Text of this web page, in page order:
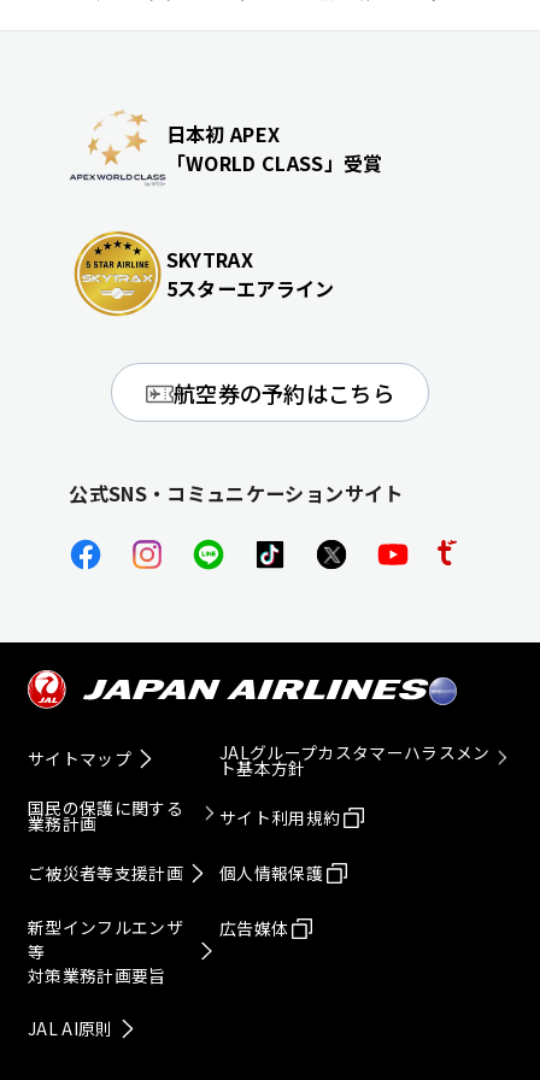
日本初 APEX
「WORLD CLASS」受賞
SKYTRAX
5スターエアライン
航空券の予約はこちら
公式SNS・コミュニケーションサイト
サイトマップ
国民の保護に関する
業務計画
ご被災者等支援計画
新型インフルエンザ
等
対策業務計画要旨
JAL AI原則
JALグループカスタマーハラスメン
ト基本方針
サイト利用規約
個人情報保護
広告媒体